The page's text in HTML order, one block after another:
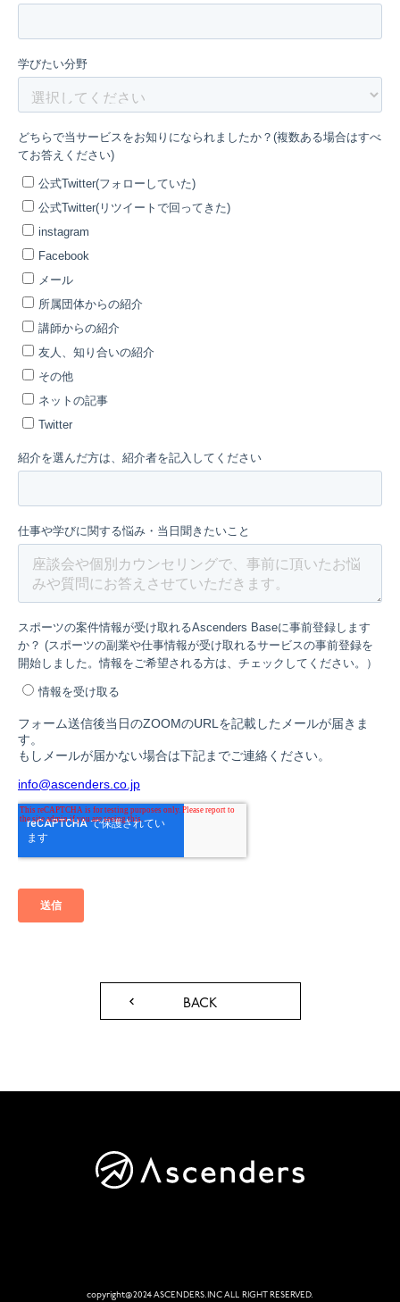
BACK
copyright@2024 ASCENDERS.INC ALL RIGHT RESERVED.